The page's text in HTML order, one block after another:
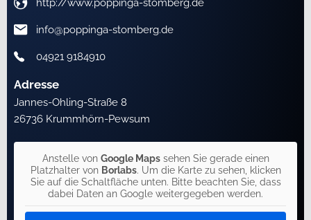
info@poppinga-stomberg.de
04921 9184910
Adresse
Jannes-Ohling-Straße 8
26736 Krummhörn-Pewsum
Anstelle von Google Mapssehen Sie gerade einen
Platzhalter von Borlabs. Um die Karte zu sehen, klicken
Sie auf die Schaltfläche unten. Bitte beachten Sie, dass
dabei Daten an Google weitergegeben werden.